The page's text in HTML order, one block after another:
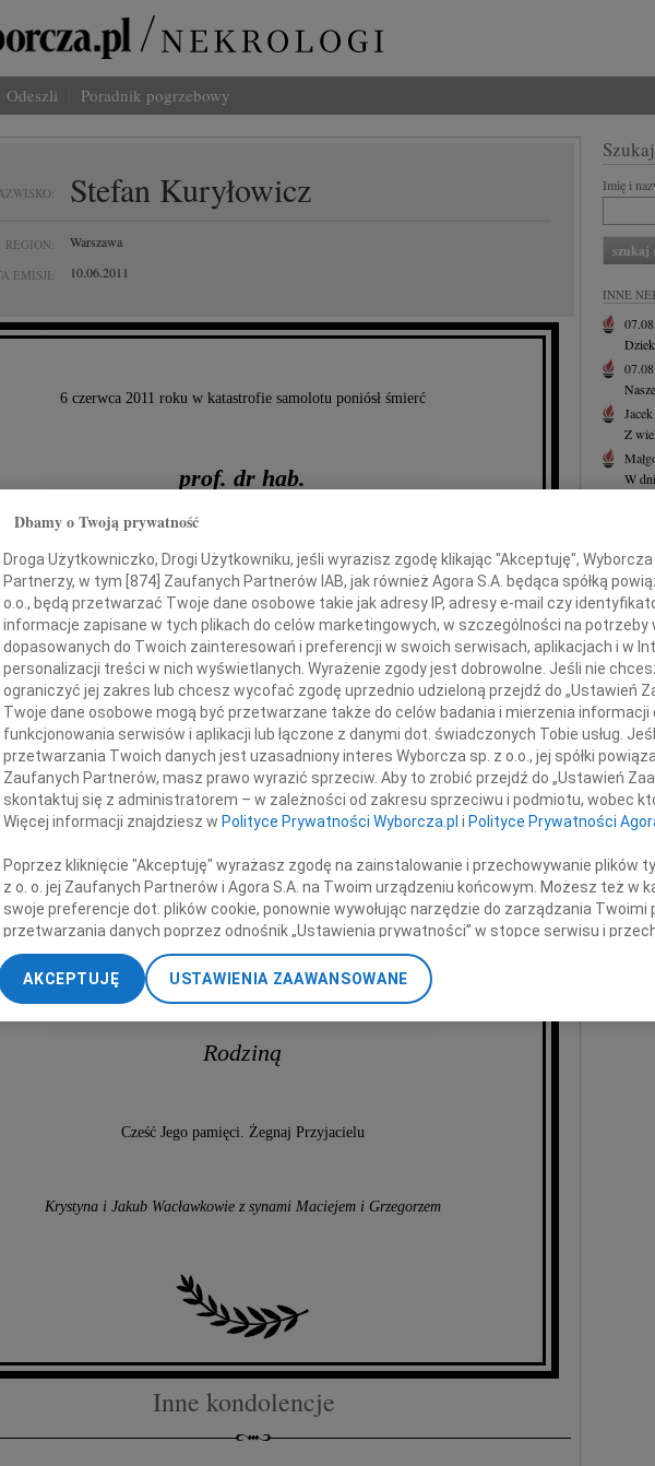
Odeszli Poradnik pogrzebowy
Stefan Kuryłowicz
REGION: Warszawa
EMISJI: 10.06.2011
6 czerwca 2011 roku w katastrofie samolotu poniósł śmierć
prof. dr hab.
architekt
Stefan Kuryłowicz
Odszedł twórca wspaniałej architektury.
Odszedł nasz Przyjaciel, wybitny nauczyciel akademicki,
niezrównany narciarz, maratończyk i pilot.
Partner niegdyś wielu lat wspólnej pracy.
Szef pracowni na Wydziale Architektury Politechniki Warszawskiej.
Składamy wyrazy głębokiego współczucia Jego
Matce Alinie, Żonie Ewie,
Synom Michałowi i Markowi
Łączymy się w żalu z całą Jego
Rodziną
Cześć Jego pamięci. Żegnaj Przyjacielu
Krystyna i Jakub Wacławkowie z synami Maciejem i Grzegorzem
Inne kondolencje
Imię i
INNE
Z
W
Asia
Dbamy o Twoją prywatność
Droga Użytkowniczko, Drogi Użytkowniku, jeśli wyrazisz zgodę klikając "Akceptuję",
Partnerzy, w tym [ 874 ] Zaufanych Partnerów IAB, jak również Agora S.A. będąca spółką
o.o., będą przetwarzać Twoje dane osobowe takie jak adresy IP, adresy e-mail czy
informacje zapisane w tych plikach do celów marketingowych, w szczególności na potrzeby
dopasowanych do Twoich zainteresowań i preferencji w swoich serwisach, aplikacjach i w
personalizacji treści w nich wyświetlanych. Wyrażenie zgody jest dobrowolne. Jeśli nie
ograniczyć jej zakres lub chcesz wycofać zgodę uprzednio udzieloną przejdź do „Ustawień
Twoje dane osobowe mogą być przetwarzane także do celów badania i mierzenia
funkcjonowania serwisów i aplikacji lub łączone z danymi dot. świadczonych Tobie usług.
przetwarzania Twoich danych jest uzasadniony interes Wyborcza sp. z o.o., jej spółki
Zaufanych Partnerów, masz prawo wyrazić sprzeciw. Aby to zrobić przejdź do „Ustawień
skontaktuj się z administratorem – w zależności od zakresu sprzeciwu i podmiotu, wobec
Więcej informacji znajdziesz w Polityce Prywatności Wyborcza.pl i Polityce Prywatności
Poprzez kliknięcie "Akceptuję" wyrażasz zgodę na zainstalowanie i przechowywanie plików
z o. o. jej Zaufanych Partnerów i Agora S.A. na Twoim urządzeniu końcowym. Możesz też w
swoje preferencje dot. plików cookie, ponownie wywołując narzędzie do zarządzania Twoimi
przetwarzania danych poprzez odnośnik „Ustawienia prywatności” w stopce serwisu i
„Ustawienia zaawansowane”. Zmiana ustawień plików cookie możliwa jest także za pomocą
My, nasi Zaufani Partnerzy i Agora S.A. możemy przetwarzać dane osobowe w
dokładnych danych geolokalizacyjnych. Aktywne skanowanie charakterystyki urządzenia do
treści, badnie odbiorców i ulepszanie usług.
USTAWIENIA ZAAWANSOWANE
AKCEPTUJĘ